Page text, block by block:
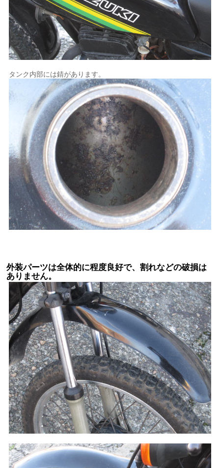
タンク内部には錆があります。
外装パーツは全体的に程度良好で、割れなどの破損は
ありません。